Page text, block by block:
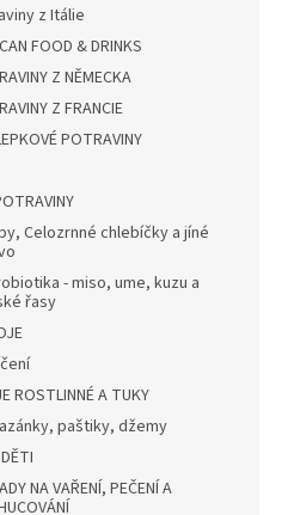
z Itálie
FOOD & DRINKS
Z NĚMECKA
Z FRANCIE
POTRAVINY
Celozrnné chlebíčky a jíné
- miso, ume, kuzu a
řasy
ROSTLINNÉ A TUKY
paštiky, džemy
NA VAŘENÍ, PEČENÍ A